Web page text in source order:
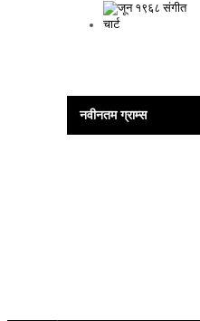
नवीनतम ग्राम्स